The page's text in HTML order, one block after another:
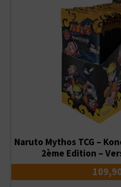
Naruto Mythos TCG –
2ème Edition –